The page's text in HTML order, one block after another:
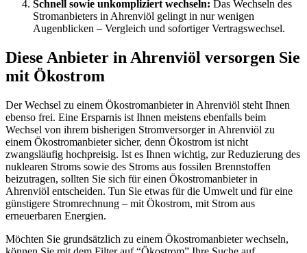
Schnell sowie unkompliziert wechseln: Das Wechseln des
Stromanbieters in Ahrenviöl gelingt in nur wenigen
Augenblicken – Vergleich und sofortiger Vertragswechsel.
Diese Anbieter in Ahrenviöl versorgen Sie
mit Ökostrom
Der Wechsel zu einem Ökostromanbieter in Ahrenviöl steht Ihnen
ebenso frei. Eine Ersparnis ist Ihnen meistens ebenfalls beim
Wechsel von ihrem bisherigen Stromversorger in Ahrenviöl zu
einem Ökostromanbieter sicher, denn Ökostrom ist nicht
zwangsläufig hochpreisig. Ist es Ihnen wichtig, zur Reduzierung des
nuklearen Stroms sowie des Stroms aus fossilen Brennstoffen
beizutragen, sollten Sie sich für einen Ökostromanbieter in
Ahrenviöl entscheiden. Tun Sie etwas für die Umwelt und für eine
günstigere Stromrechnung – mit Ökostrom, mit Strom aus
erneuerbaren Energien.
Möchten Sie grundsätzlich zu einem Ökostromanbieter wechseln,